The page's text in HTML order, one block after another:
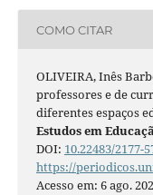
COMO CITAR
OLIVEIRA, Inês
professores e de
diferentes espaços
Estudos em
DOI: 10.22483/2177-
https://
Acesso em: 6 ago.